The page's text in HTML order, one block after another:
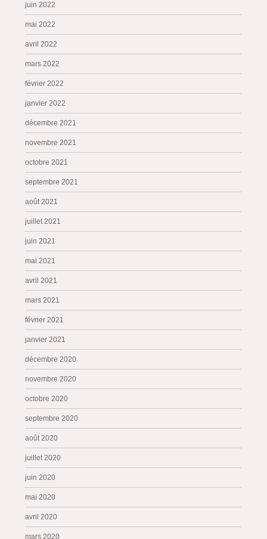
juin 2022
mai 2022
avril 2022
mars 2022
février 2022
janvier 2022
décembre 2021
novembre 2021
octobre 2021
septembre 2021
août 2021
juillet 2021
juin 2021
mai 2021
avril 2021
mars 2021
février 2021
janvier 2021
décembre 2020
novembre 2020
octobre 2020
septembre 2020
août 2020
juillet 2020
juin 2020
mai 2020
avril 2020
mars 2020